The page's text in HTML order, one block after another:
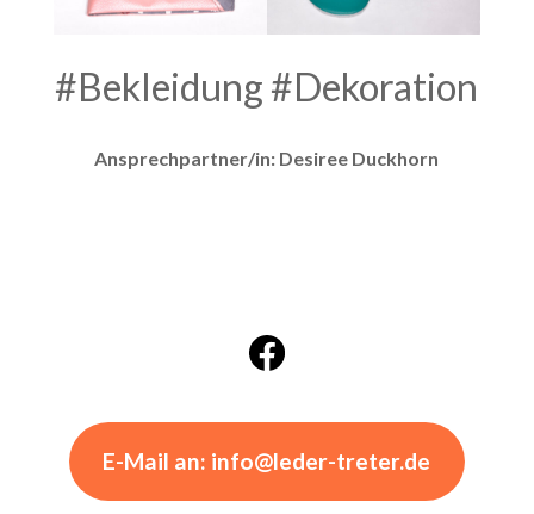
#Bekleidung #Dekoration
Ansprechpartner/in: Desiree Duckhorn
E-Mail an: info@leder-treter.de